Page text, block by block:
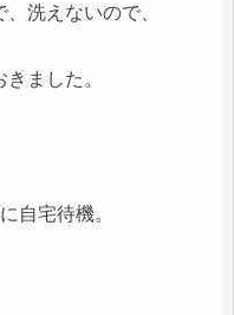
洗えないので、
ました。
自宅待機。